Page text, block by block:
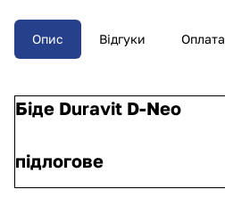
Опис Відгуки Оплата
Біде Duravit D-Neo
підлогове